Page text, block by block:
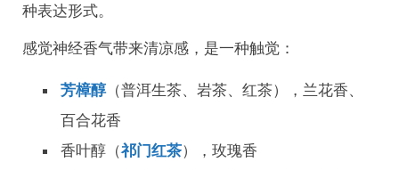
种表达形式。
感觉神经香气带来清凉感，是一种触觉：
芳樟醇（普洱生茶、岩茶、红茶），兰花香、
百合花香
香叶醇（祁门红茶），玫瑰香